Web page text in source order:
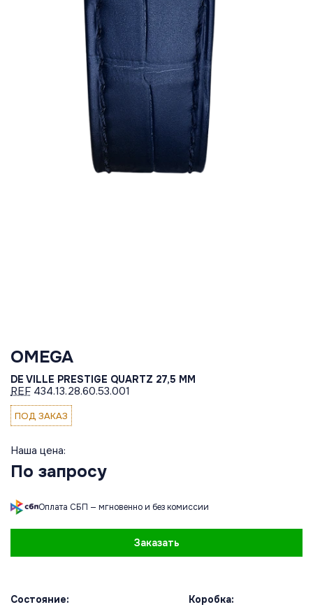
OMEGA
DE VILLE PRESTIGE QUARTZ 27,5 MM
REF 434.13.28.60.53.001
ПОД ЗАКАЗ
Наша цена:
По запросу
Оплата СБП — мгновенно и без комиссии
Заказать
Состояние:
Коробка: